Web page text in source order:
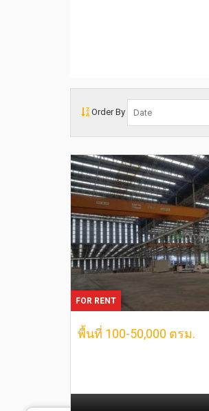
Order By
FOR RENT
พื้นที่ 100-50,000 ตรม.